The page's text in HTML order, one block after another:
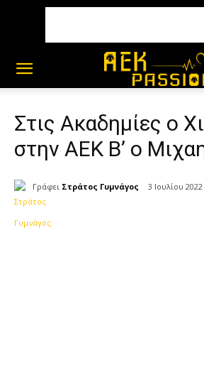
Στις Ακαδημίες ο
στην ΑΕΚ Β’ ο
Γράφει Στράτος Γυμνάγος 3 Ιουλίου 2022